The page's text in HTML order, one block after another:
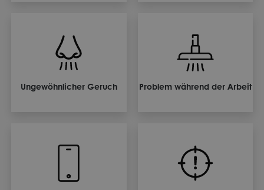
Ungewöhnlicher Geruch Problem während der Arbeit